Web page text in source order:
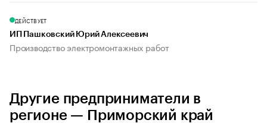
ДЕЙСТВУЕТ
ИП Пашковский Юрий Алексеевич
Производство электромонтажных работ
Другие предприниматели в
регионе — Приморский край